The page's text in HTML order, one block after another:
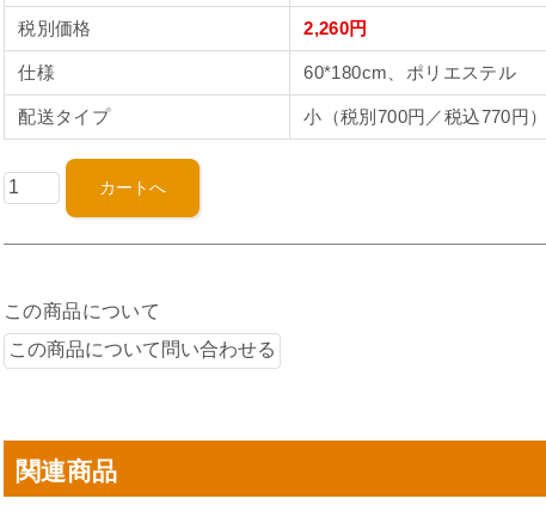
税別価格 2,260円
仕様 60*180cm、ポリエステル
配送タイプ 小（税別700円／税込770円
この商品について
関連商品